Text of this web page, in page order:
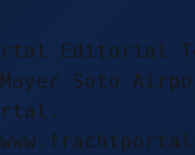
Editorial
Soto